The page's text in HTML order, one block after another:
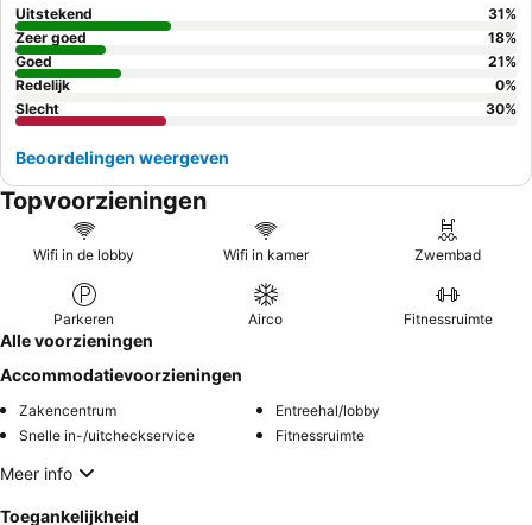
accommodaties als gedateerd worden ervaren.
Uitstekend 31%
Zeer goed
18%
Goed
21%
Redelijk
0%
Slecht
30%
Beoordelingen weergeven
Topvoorzieningen
Wifi in de lobby Wifi in kamer Zwembad
Parkeren Airco Fitnessruimte
Alle voorzieningen
Accommodatievoorzieningen
Zakencentrum
Entreehal/lobby
Snelle in-/uitcheckservice
Fitnessruimte
Meer info
Toegankelijkheid